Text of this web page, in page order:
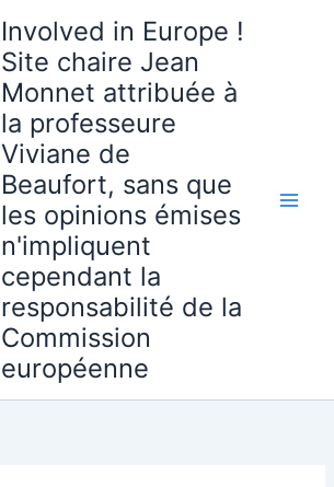
Involved in Europe !
Site chaire Jean
Monnet attribuée à
la professeure
Viviane de
Beaufort, sans que
les opinions émises
n'impliquent
cependant la
responsabilité de la
Commission
européenne